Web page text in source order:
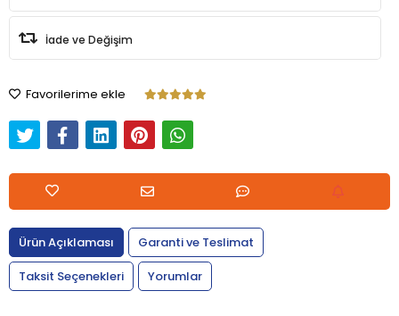
İade ve Değişim
Favorilerime ekle
Ürün Açıklaması
Garanti ve Teslimat
Taksit Seçenekleri
Yorumlar